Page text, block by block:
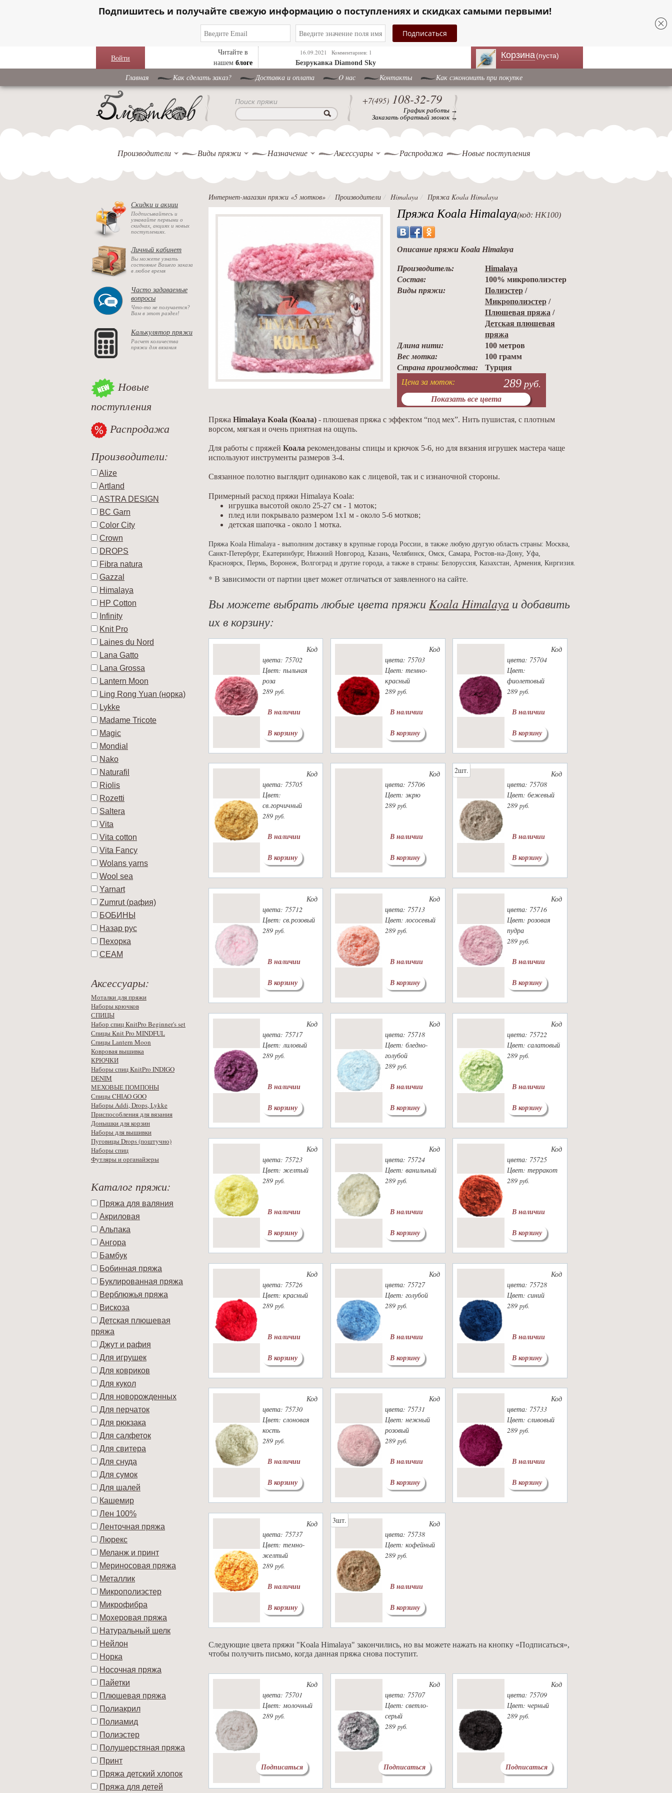
Подпишитесь и получайте свежую информацию о поступлениях и скидках самыми первыми!
Войти
Читайте в
нашем блоге
16.09.2021
Комментариев: 1
Безрукавка Diamond Sky
Корзина(пуста)
Главная Как сделать заказ? Доставка и оплата O нас Контакты Как сэкономить при покупке
Поиск пряжи +7(495) 108-32-79
График работы →
Заказать обратный звонок →
Производители Виды пряжи Назначение Аксессуары Распродажа Новые поступления
Скидки и акции
Подписывайтесь и
узнавайте первыми о
скидках, акциях и новых
поступлениях.
Личный кабинет
Вы можете узнать
состояние Вашего заказа
в любое время
Часто задаваемые
вопросы
Что-то не получается?
Вам в этот раздел!
Калькулятор пряжи
Расчет количества
пряжи для вязания
Новые
поступления
Распродажа
Производители:
Alize
Artland
ASTRA DESIGN
BC Garn
Color City
Crown
DROPS
Fibra natura
Gazzal
Himalaya
HP Cotton
Infinity
Knit Pro
Laines du Nord
Lana Gatto
Lana Grossa
Lantern Moon
Ling Rong Yuan (норка)
Lykke
Madame Tricote
Magic
Mondial
Nako
Naturafil
Riolis
Rozetti
Saltera
Vita
Vita cotton
Vita Fancy
Wolans yarns
Wool sea
Yarnart
Zumrut (рафия)
БОБИНЫ
Назар рус
Пехорка
СЕАМ
Аксессуары:
Моталки для пряжи
Наборы крючков
СПИЦЫ
Набор спиц KnitPro Beginner's set
Спицы Knit Pro MINDFUL
Спицы Lantern Moon
Ковровая вышивка
КРЮЧКИ
Наборы спиц KnitPro INDIGO
DENIM
МЕХОВЫЕ ПОМПОНЫ
Спицы CHIAO GOO
Наборы Addi, Drops, Lykke
Приспособления для вязания
Донышки для корзин
Наборы для вышивки
Пуговицы Drops (поштучно)
Наборы спиц
Футляры и органайзеры
Каталог пряжи:
Пряжа для валяния
Акриловая
Альпака
Ангора
Бамбук
Бобинная пряжа
Буклированная пряжа
Верблюжья пряжа
Вискоза
Детская плюшевая
пряжа
Джут и рафия
Для игрушек
Для ковриков
Для кукол
Для новорожденных
Для перчаток
Для рюкзака
Для салфеток
Для свитера
Для снуда
Для сумок
Для шалей
Кашемир
Лен 100%
Ленточная пряжа
Люрекс
Меланж и принт
Мериносовая пряжа
Металлик
Микрополиэстер
Микрофибра
Мохеровая пряжа
Натуральный шелк
Нейлон
Норка
Носочная пряжа
Пайетки
Плюшевая пряжа
Полиакрил
Полиамид
Полиэстер
Полушерстяная пряжа
Принт
Пряжа детский хлопок
Пряжа для детей
Интернет-магазин пряжи «5 мотков» Производители Himalaya Пряжа Koala Himalaya
Пряжа Koala Himalaya(код: HK100)
Описание пряжи Koala Himalaya
Производитель:
Himalaya
Состав:
100% микрополиэстер
Виды пряжи:
Полиэстер/
Микрополиэстер/
Плюшевая пряжа /
Детская плюшевая
пряжа
Длина нити:
100 метров
Вес мотка:
100 грамм
Страна производства:
Турция
Цена за моток:
289 руб.
Показать все цвета
Пряжа Himalaya Koala (Коала) - плюшевая пряжа с эффектом “под мех”. Нить пушистая, с плотным
ворсом, мягкая и очень приятная на ощупь.
Для работы с пряжей Коала рекомендованы спицы и крючок 5-6, но для вязания игрушек мастера чаще
используют инструменты размеров 3-4.
Связанное полотно выглядит одинаково как с лицевой, так и с изнаночной стороны.
Примерный расход пряжи Himalaya Koala:
игрушка высотой около 25-27 см - 1 моток;
плед или покрывало размером 1х1 м - около 5-6 мотков;
детская шапочка - около 1 мотка.
Пряжа Koala Himalaya - выполним доставку в крупные города России, в также любую другую область страны: Москва,
Санкт-Петербург, Екатеринбург, Нижний Новгород, Казань, Челябинск, Омск, Самара, Ростов-на-Дону, Уфа,
Красноярск, Пермь, Воронеж, Волгоград и другие города, а также в страны: Белоруссия, Казахстан, Армения, Киргизия.
* В зависимости от партии цвет может отличаться от заявленного на сайте.
Вы можете выбрать любые цвета пряжи Koala Himalaya и добавить
их в корзину:
Код
цвета: 75702
Цвет: пыльная
роза
289руб.
В наличии
В корзину
Код
цвета: 75703
Цвет: темно-
красный
289 руб.
В наличии
В корзину
Код
цвета: 75704
Цвет:
фиолетовый
289 руб.
В наличии
В корзину
Код
цвета: 75705
Цвет:
св.горчичный
289руб.
В наличии
В корзину
Код
цвета: 75706
Цвет: экрю
289 руб.
В наличии
В корзину
2шт.
Код
цвета: 75708
Цвет: бежевый
289 руб.
В наличии
В корзину
Код
цвета: 75712
Цвет: св.розовый
289руб.
В наличии
В корзину
Код
цвета: 75713
Цвет: лососевый
289 руб.
В наличии
В корзину
Код
цвета: 75716
Цвет: розовая
пудра
289 руб.
В наличии
В корзину
Код
цвета: 75717
Цвет: лиловый
289руб.
В наличии
В корзину
Код
цвета: 75718
Цвет: бледно-
голубой
289 руб.
В наличии
В корзину
Код
цвета: 75722
Цвет: салатовый
289 руб.
В наличии
В корзину
Код
цвета: 75723
Цвет: желтый
289руб.
В наличии
В корзину
Код
цвета: 75724
Цвет: ванильный
289 руб.
В наличии
В корзину
Код
цвета: 75725
Цвет: терракот
289 руб.
В наличии
В корзину
Код
цвета: 75726
Цвет: красный
289руб.
В наличии
В корзину
Код
цвета: 75727
Цвет: голубой
289 руб.
В наличии
В корзину
Код
цвета: 75728
Цвет: синий
289 руб.
В наличии
В корзину
Код
цвета: 75730
Цвет: слоновая
кость
289руб.
В наличии
В корзину
Код
цвета: 75731
Цвет: нежный
розовый
289 руб.
В наличии
В корзину
Код
цвета: 75733
Цвет: сливовый
289 руб.
В наличии
В корзину
Код
цвета: 75737
Цвет: темно-
желтый
289руб.
В наличии
В корзину
3шт.
Код
цвета: 75738
Цвет: кофейный
289 руб.
В наличии
В корзину
Следующие цвета пряжи "Koala Himalaya" закончились, но вы можете нажать на кнопку «Подписаться»,
чтобы получить письмо, когда данная пряжа снова поступит.
Код
цвета: 75701
Цвет: молочный
289руб.
Подписаться
Код
цвета: 75707
Цвет: светло-
серый
289 руб.
Подписаться
Код
цвета: 75709
Цвет: черный
289 руб.
Подписаться